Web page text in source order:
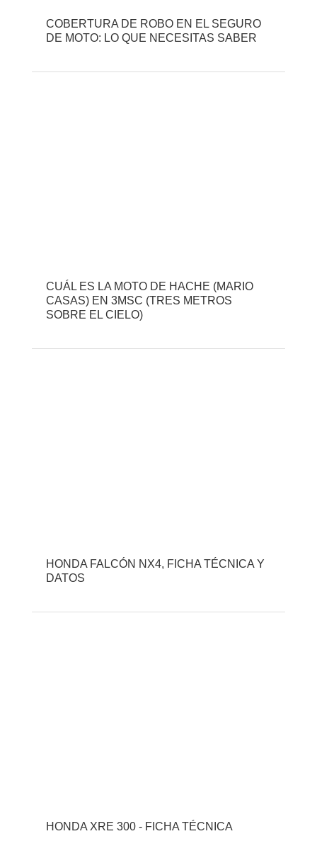
COBERTURA DE ROBO EN EL SEGURO
DE MOTO: LO QUE NECESITAS SABER
CUÁL ES LA MOTO DE HACHE (MARIO
CASAS) EN 3MSC (TRES METROS
SOBRE EL CIELO)
HONDA FALCÓN NX4, FICHA TÉCNICA Y
DATOS
HONDA XRE 300 - FICHA TÉCNICA